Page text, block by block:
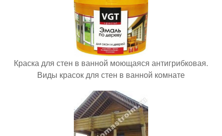
Краска для стен в ванной моющаяся антигрибковая.
Виды красок для стен в ванной комнате